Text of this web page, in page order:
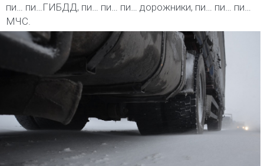
пи… пи…ГИБДД, пи… пи… пи… дорожники, пи… пи… пи…
МЧС.